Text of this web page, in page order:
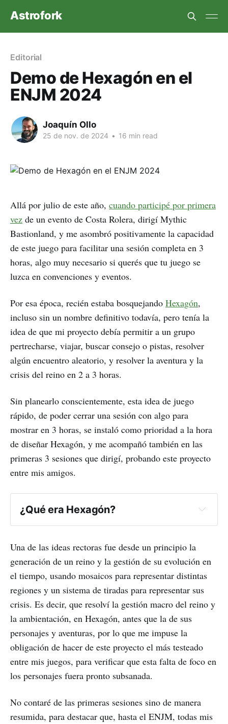
Astrofork
Editorial
Demo de Hexagón en el
ENJM 2024
Joaquín Ollo
25 de nov. de 2024 • 16 min read
Allá por julio de este año, cuando participé por primera
vez de un evento de Costa Rolera, dirigí Mythic
Bastionland, y me asombró positivamente la capacidad
de este juego para facilitar una sesión completa en 3
horas, algo muy necesario si querés que tu juego se
luzca en convenciones y eventos.
Por esa época, recién estaba bosquejando Hexagón,
incluso sin un nombre definitivo todavía, pero tenía la
idea de que mi proyecto debía permitir a un grupo
pertrecharse, viajar, buscar consejo o pistas, resolver
algún encuentro aleatorio, y resolver la aventura y la
crisis del reino en 2 a 3 horas.
Sin planearlo conscientemente, esta idea de juego
rápido, de poder cerrar una sesión con algo para
mostrar en 3 horas, se instaló como prioridad a la hora
de diseñar Hexagón, y me acompañó también en las
primeras 3 sesiones que dirigí, probando este proyecto
entre mis amigos.
¿Qué era Hexagón?
pueden leer en su página
Una de las ideas rectoras fue desde un principio la
generación de un reino y la gestión de su evolución en
el tiempo, usando mosaicos para representar distintas
regiones y un sistema de tiradas para representar sus
crisis. Es decir, que resolví la gestión macro del reino y
la ambientación, en Hexagón, antes que la de sus
personajes y aventuras, por lo que me impuse la
obligación de hacer de este proyecto el más testeado
entre mis juegos, para verificar que esta falta de foco en
los personajes fuera pronto subsanada.
No contaré de las primeras sesiones sino de manera
resumida, para destacar que, hasta el ENJM, todas mis